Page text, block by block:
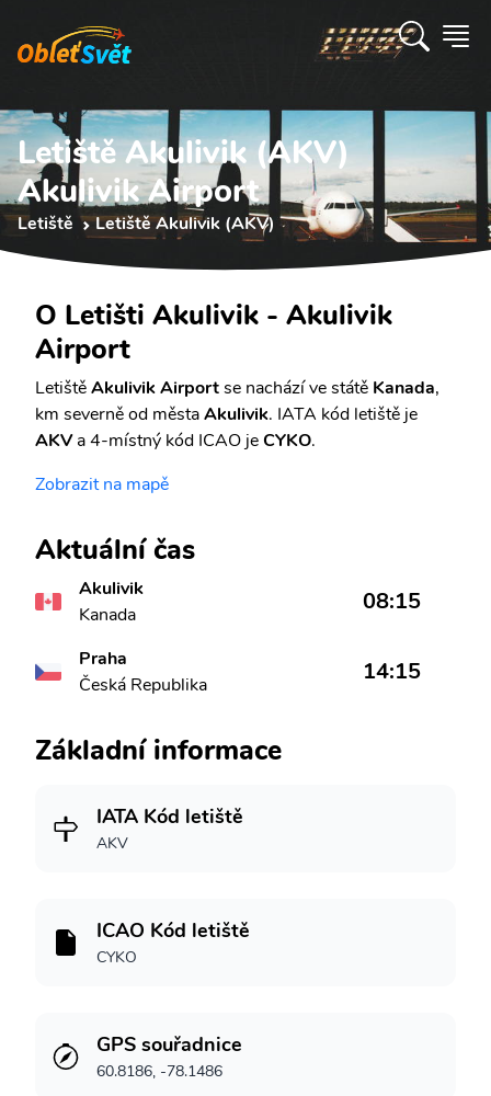
Letiště Akulivik (AKV)
Akulivik Airport
Letiště Letiště Akulivik (AKV)
O Letišti Akulivik - Akulivik
Airport
LetištěAkulivik Airportse nachází ve státě Kanada,
km severně od městaAkulivik. IATA kód letiště je
AKVa 4-místný kód ICAO jeCYKO.
Zobrazit na mapě
Aktuální čas
Akulivik
Kanada
08:15
Praha
Česká Republika
14:15
Základní informace
IATA Kód letiště
AKV
ICAO Kód letiště
CYKO
GPS souřadnice
60.8186, -78.1486